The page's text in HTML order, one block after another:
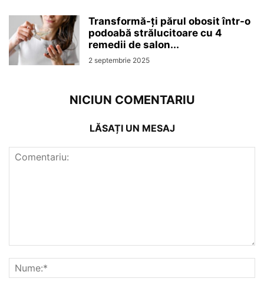
Transformă-ți părul obosit într-o
podoabă strălucitoare cu 4
remedii de salon...
2 septembrie 2025
NICIUN COMENTARIU
LĂSAȚI UN MESAJ